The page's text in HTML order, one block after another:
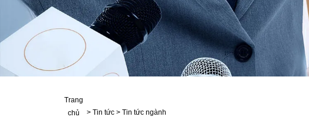
Trang
chủ
> Tin tức > Tin tức ngành